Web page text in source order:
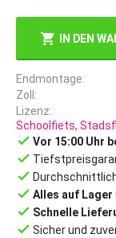
IN DEN
Endmontage
Zoll
Lizenz
Schoolfiets,
done Vor 15:00 Uhr
done
done
done Alles auf Lager
done Schnelle
done Sicher und